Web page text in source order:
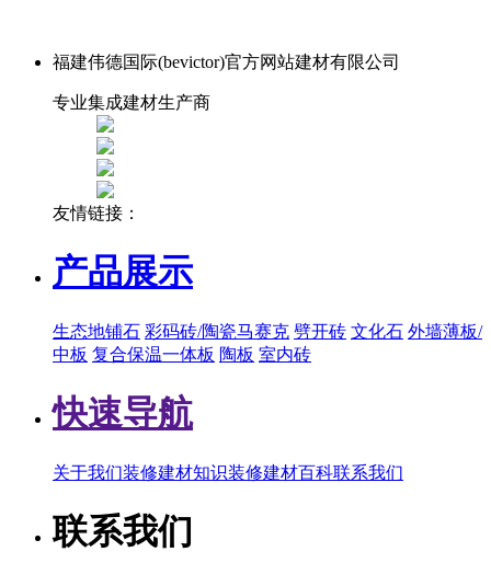
福建伟德国际(bevictor)官方网站建材有限公司
专业集成建材生产商
友情链接：
产品展示
生态地铺石 彩码砖/陶瓷马赛克 劈开砖 文化石 外墙薄板/
中板 复合保温一体板 陶板 室内砖
快速导航
关于我们装修建材知识装修建材百科联系我们
联系我们